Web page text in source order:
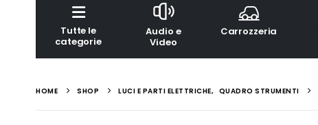
Tutte le
categorie
Audio e
Video
Carrozzeria
HOME SHOP LUCI E PARTI ELETTRICHE, QUADRO STRUMENTI